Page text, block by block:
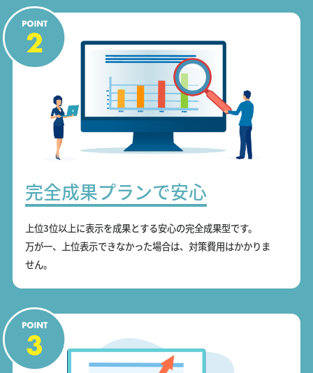
完全成果プランで安心
上位3位以上に表示を成果とする安心の完全成果型です。
万が一、上位表示できなかった場合は、対策費用はかかりま
せん。